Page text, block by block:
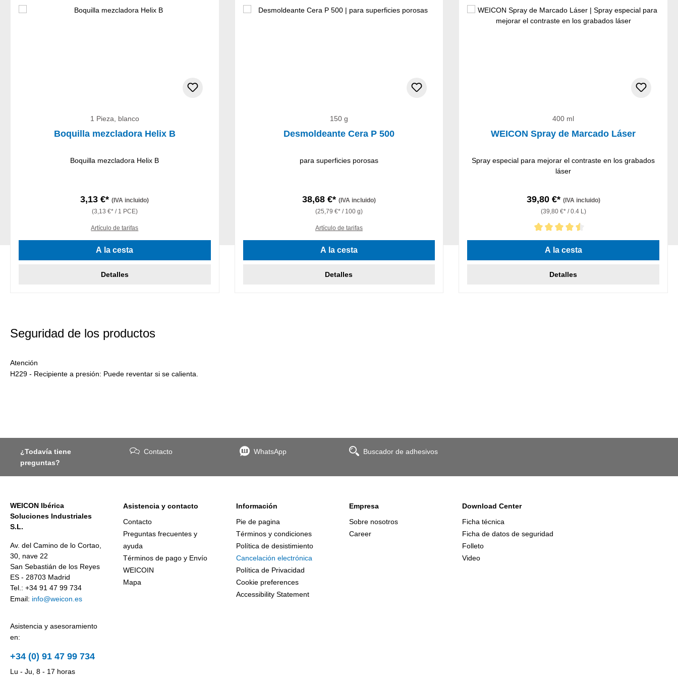
1 Pieza, blanco
Boquilla mezcladora Helix B
Boquilla mezcladora Helix B
3,13 €*(IVA incluido)
(3,13 €* / 1 PCE)
Artículo de tarifas
A la cesta
Detalles
150 g
Desmoldeante Cera P 500
para superficies porosas
38,68 €* (IVA incluido)
(25,79 €* / 100 g)
Artículo de tarifas
A la cesta
Detalles
400 ml
WEICON Spray de Marcado Láser
Spray especial para mejorar el contraste en los grabados
láser
39,80 €* (IVA incluido)
(39,80 €* / 0.4 L)
Calificación promedio de 4.5 de 5 estrellas
A la cesta
Detalles
Seguridad de los productos
Atención
H229 - Recipiente a presión: Puede reventar si se calienta.
¿Todavía tiene
preguntas?
Contacto WhatsApp Buscador de adhesivos
WEICON Ibérica
Soluciones Industriales
S.L.
Av. del Camino de lo Cortao,
30, nave 22
San Sebastián de los Reyes
ES - 28703 Madrid
Tel.: +34 91 47 99 734
Email: info@weicon.es
Asistencia y asesoramiento
en:
+34 (0) 91 47 99 734
Lu - Ju, 8 - 17 horas
Asistencia y contacto
Contacto
Preguntas frecuentes y
ayuda
Términos de pago y Envío
WEICOIN
Mapa
Información
Pie de pagina
Términos y condiciones
Política de desistimiento
Cancelación electrónica
Política de Privacidad
Cookie preferences
Accessibility Statement
Empresa
Sobre nosotros
Career
Download Center
Ficha técnica
Ficha de datos de seguridad
Folleto
Video